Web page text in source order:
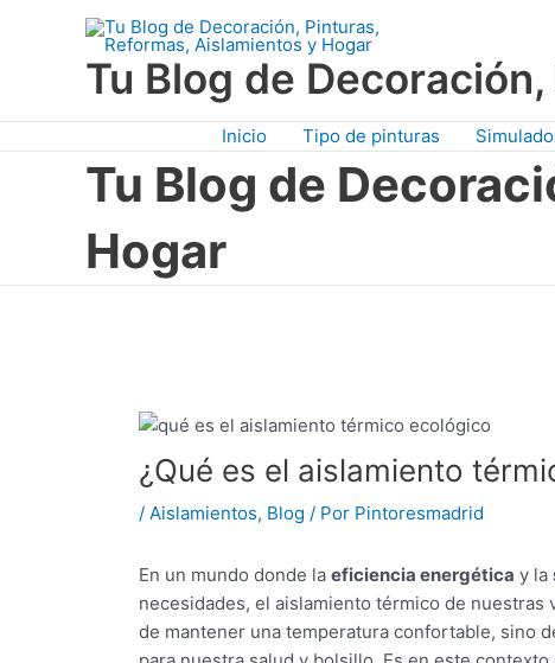
Tu Blog de
Inicio Tipo de pinturas
Tu Blog de
Hogar
¿Qué es el aislamiento
/ Aislamientos, Blog / Por Pintoresmadrid
En un mundo donde la eficiencia energética y la
necesidades, el aislamiento térmico de
de mantener una temperatura confortable, sino